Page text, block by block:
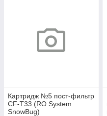
Картридж №5 пост-фильтр
CF-T33 (RO System
SnowBug)